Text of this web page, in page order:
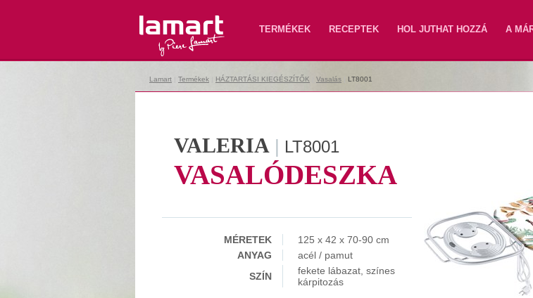
Lamart TERMÉKEK RECEPTEK HOL JUTHAT HOZZÁ A
Lamart Termékek HÁZTARTÁSI KIEGÉSZÍTŐK Vasalás LT8001
VALERIA | LT8001
VASALÓDESZKA
MÉRETEK
125 x 42 x 70-90 cm
ANYAG
acél / pamut
SZÍN
fekete lábazat, színes
kárpitozás